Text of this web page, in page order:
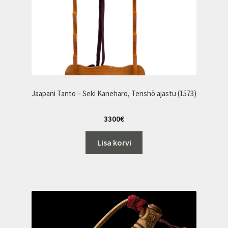
Jaapani Tanto – Seki Kaneharo, Tenshō ajastu (1573)
3300€
Lisa korvi